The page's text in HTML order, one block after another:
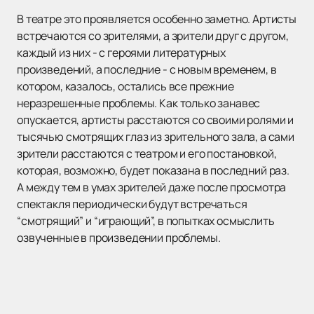
В театре это проявляется особенно заметно. Артисты
встречаются со зрителями, а зрители друг с другом,
каждый из них - с героями литературных
произведений, а последние - с новым временем, в
котором, казалось, остались все прежние
неразрешенные проблемы. Как только занавес
опускается, артисты расстаются со своими ролями и
тысячью смотрящих глаз из зрительного зала, а сами
зрители расстаются с театром и его постановкой,
которая, возможно, будет показана в последний раз.
А между тем в умах зрителей даже после просмотра
спектакля периодически будут встречаться
“смотрящий” и “играющий”, в попытках осмыслить
озвученные в произведении проблемы.